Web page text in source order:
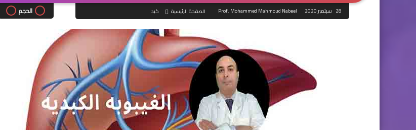
28 سبتمبر 2020 Prof. Mohammed Mahmoud Nabeel الصفحة الرئيسية كبد الحجم